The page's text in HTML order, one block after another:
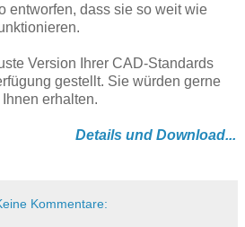
entworfen, dass sie so weit wie
Version Ihrer CAD-Standards
gestellt. Sie würden gerne
erhalten.
Details und Download...
Kommentare: